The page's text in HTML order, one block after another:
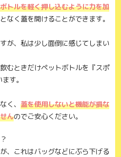
トルを軽く押し込むように力を加
なく蓋を開けることができます。
が、私は少し面倒に感じてしまい
むときだけペットボトルを『スポ
す。
く、 蓋を使用しないと機能が損な
んのでご安心ください。
、これはバッグなどにぶら下げる